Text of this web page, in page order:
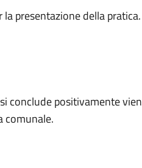
presentazione della pratica.
conclude positivamente
comunale.